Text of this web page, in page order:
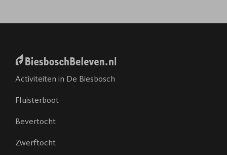
Activiteiten in De Biesbosch
Fluisterboot
Bevertocht
Zwerftocht